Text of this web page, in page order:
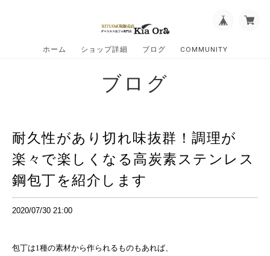
ホーム ショップ詳細 ブログ COMMUNITY
ブログ
耐久性があり切れ味抜群！調理が
楽々で楽しくなる高炭素ステンレス
鋼包丁を紹介します
2020/07/30 21:00
包丁は1種の素材から作られるものもあれば、